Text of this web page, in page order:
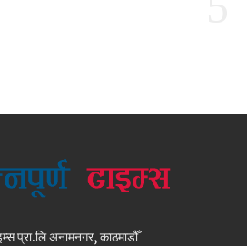
प्रा.लि अनामनगर, काठमाडौँ